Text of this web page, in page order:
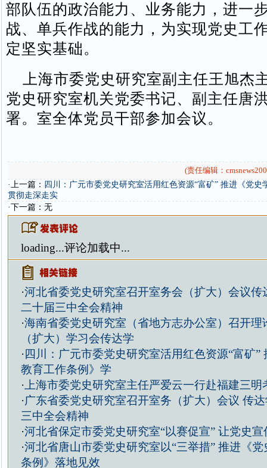
部队伍的政治能力、业务能力，进一
战、单兵作战的能力，为实现党史工
定坚实基础。
上海市委党史研究室副主任王旭杰
党史研究室机关党委书记、副主任唐
署。室全体党员干部参加会议。
(责任编辑：
·上一篇： 四川：广元市委党史研究室活用红色资源“富矿” 推进《党史
贯彻走深走实
·下一篇：无
loading...评论加载中...
·河北省委党史研究室召开室务会（扩大）会议传
二十届三中全会精神
·海南省委党史研究室（省地方志办公室）召开理
（扩大）学习会传达学
·四川：广元市委党史研究室活用红色资源“富矿”
教育工作条例》学
· 上海市委党史研究室主任严爱云一行赴福建三明
·广东省委党史研究室召开室务（扩大）会议 传
三中全会精神
·河北省保定市委党史研究室“以赛促宣” 让党史
·河北省唐山市委党史研究室以“三举措” 推进《
条例》落地见效